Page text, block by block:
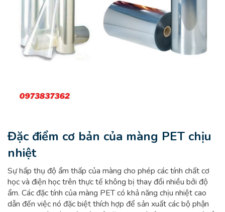
Đặc điểm cơ bản của màng PET chịu
nhiệt
Sự hấp thụ độ ẩm thấp của màng cho phép các tính chất cơ
học và điện học trên thực tế không bị thay đổi nhiều bởi độ
ẩm. Các đặc tính của màng PET có khả năng chịu nhiệt cao
dẫn đến việc nó đặc biệt thích hợp để sản xuất các bộ phận